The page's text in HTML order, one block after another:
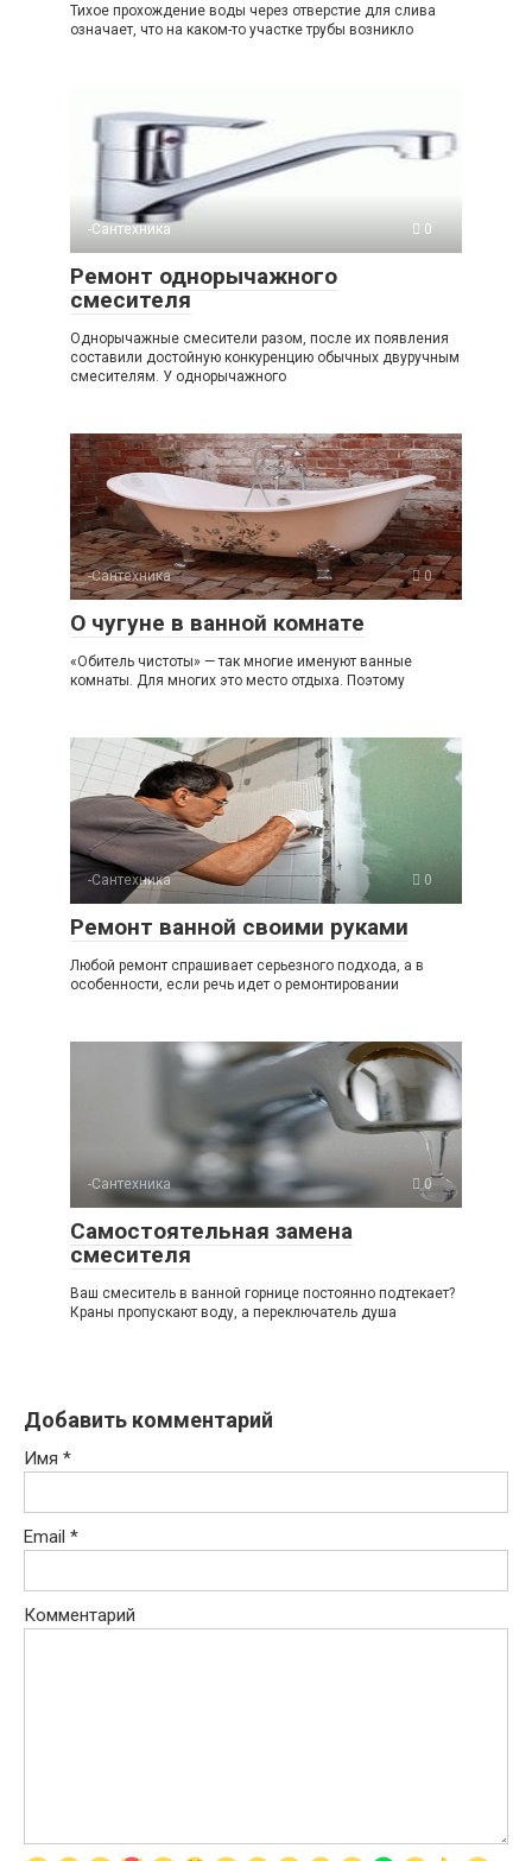
Тихое прохождение воды через отверстие для слива
означает, что на каком-то участке трубы возникло
-Сантехника 0
Ремонт однорычажного
смесителя
Однорычажные смесители разом, после их появления
составили достойную конкуренцию обычных двуручным
смесителям. У однорычажного
-Сантехника 0
О чугуне в ванной комнате
«Обитель чистоты» — так многие именуют ванные
комнаты. Для многих это место отдыха. Поэтому
-Сантехника 0
Ремонт ванной своими руками
Любой ремонт спрашивает серьезного подхода, а в
особенности, если речь идет о ремонтировании
-Сантехника 0
Самостоятельная замена
смесителя
Ваш смеситель в ванной горнице постоянно подтекает?
Краны пропускают воду, а переключатель душа
Добавить комментарий
Имя *
Email *
Комментарий